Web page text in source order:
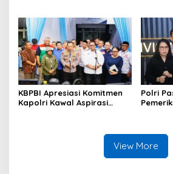
KBPBI Apresiasi Komitmen
Kapolri Kawal Aspirasi
Polri
View More